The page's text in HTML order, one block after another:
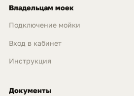
Владельцам моек
Подключение мойки
Вход в кабинет
Инструкция
Документы